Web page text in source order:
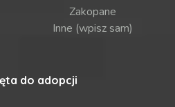
Zakopane
Inne (wpisz sam)
do adopcji